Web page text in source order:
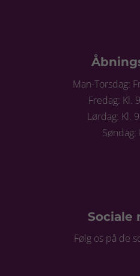
Man-Torsdag:
Fredag: Kl.
Lørdag: Kl.
Søndag:
Sociale
Følg os på de